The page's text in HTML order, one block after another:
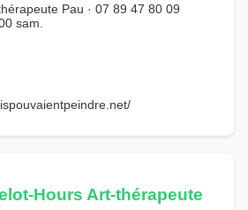
Pau · 07 89 47 80 09
sam.
Hours Art-thérapeute